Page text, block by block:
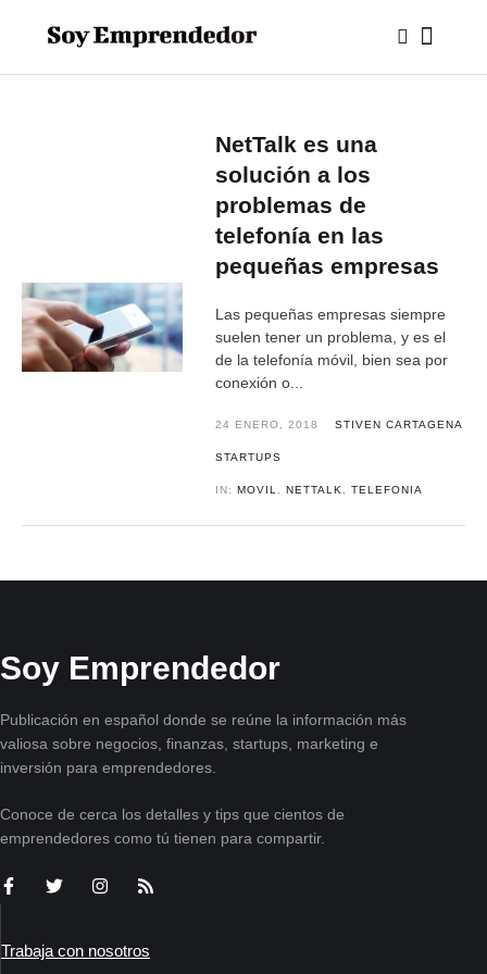
NetTalk es una
solución a los
problemas de
telefonía en las
pequeñas empresas
Las pequeñas empresas siempre
suelen tener un problema, y es el
de la telefonía móvil, bien sea por
conexión o...
24 ENERO, 2018 STIVEN CARTAGENA
STARTUPS
IN:MOVIL ,NETTALK ,TELEFONIA
Soy Emprendedor
Publicación en español donde se reúne la información más
valiosa sobre negocios, finanzas, startups, marketing e
inversión para emprendedores.
Conoce de cerca los detalles y tips que cientos de
emprendedores como tú tienen para compartir.
Trabaja con nosotros